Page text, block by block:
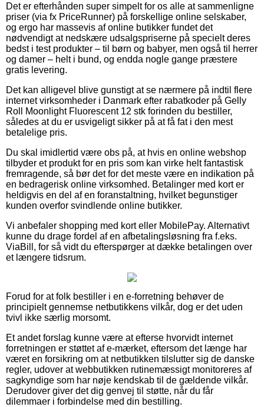
Det er efterhånden super simpelt for os alle at sammenligne
priser (via fx PriceRunner) på forskellige online selskaber,
og ergo har massevis af online butikker fundet det
nødvendigt at nedskære udsalgspriserne på specielt deres
bedst i test produkter – til børn og babyer, men også til herrer
og damer – helt i bund, og endda nogle gange præstere
gratis levering.
Det kan alligevel blive gunstigt at se nærmere på indtil flere
internet virksomheder i Danmark efter rabatkoder på Gelly
Roll Moonlight Fluorescent 12 stk forinden du bestiller,
således at du er usvigeligt sikker på at få fat i den mest
betalelige pris.
Du skal imidlertid være obs på, at hvis en online webshop
tilbyder et produkt for en pris som kan virke helt fantastisk
fremragende, så bør det for det meste være en indikation på
en bedragerisk online virksomhed. Betalinger med kort er
heldigvis en del af en foranstaltning, hvilket begunstiger
kunden overfor svindlende online butikker.
Vi anbefaler shopping med kort eller MobilePay. Alternativt
kunne du drage fordel af en afbetalingsløsning fra f.eks.
ViaBill, for så vidt du efterspørger at dække betalingen over
et længere tidsrum.
Forud for at folk bestiller i en e-forretning behøver de
principielt gennemse netbutikkens vilkår, dog er det uden
tvivl ikke særlig morsomt.
Et andet forslag kunne være at efterse hvorvidt internet
forretningen er støttet af e-mærket, eftersom det længe har
været en forsikring om at netbutikken tilslutter sig de danske
regler, udover at webbutikken rutinemæssigt monitoreres af
sagkyndige som har nøje kendskab til de gældende vilkår.
Derudover giver det dig genvej til støtte, når du får
dilemmaer i forbindelse med din bestilling.